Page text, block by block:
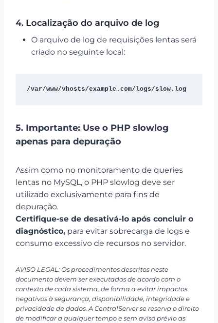
4. Localização do arquivo de log
O arquivo de log de requisições lentas será
criado no seguinte local:
/var/www/vhosts/example.com/logs/slow.log
5. Importante: Use o PHP slowlog
apenas para depuração
Assim como no monitoramento de queries
lentas no MySQL, o PHP slowlog deve ser
utilizado exclusivamente para fins de
depuração.
Certifique-se de desativá-lo após concluir o
diagnóstico, para evitar sobrecarga de logs e
consumo excessivo de recursos no servidor.
AVISO LEGAL: Os procedimentos descritos neste
documento devem ser executados de acordo com o
contexto de cada sistema, de forma a evitar impactos
negativos à segurança, disponibilidade, integridade e
privacidade de dados. A CentralServer se reserva o direito
de modificar a qualquer tempo e sem aviso prévio as